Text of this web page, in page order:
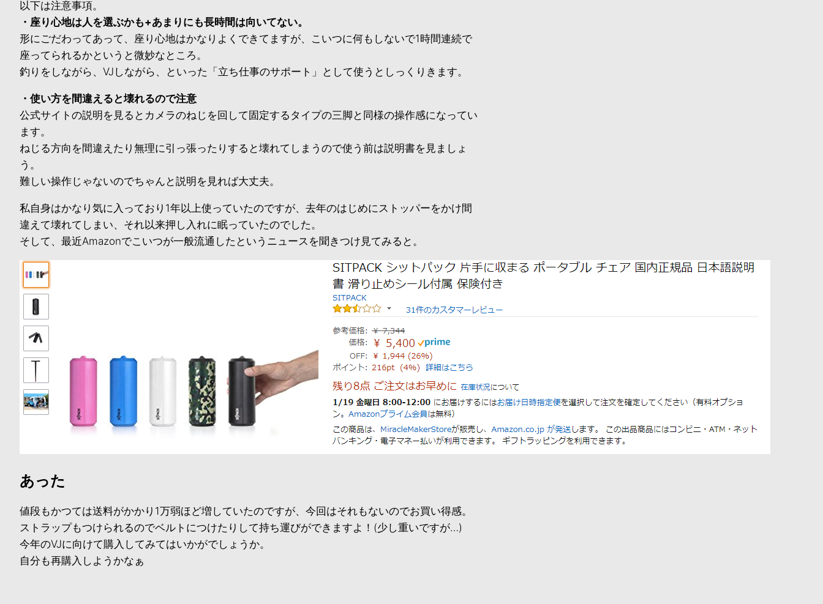
以下は注意事項。
・座り心地は人を選ぶかも+あまりにも長時間は向いてない。
形にごだわってあって、座り心地はかなりよくできてますが、こいつに何もしないで1時間連続で
座ってられるかというと微妙なところ。
釣りをしながら、VJしながら、といった「立ち仕事のサポート」として使うとしっくりきます。
・使い方を間違えると壊れるので注意
公式サイトの説明を見るとカメラのねじを回して固定するタイプの三脚と同様の操作感になってい
ます。
ねじる方向を間違えたり無理に引っ張ったりすると壊れてしまうので使う前は説明書を見ましょ
う。
難しい操作じゃないのでちゃんと説明を見れば大丈夫。
私自身はかなり気に入っており1年以上使っていたのですが、去年のはじめにストッパーをかけ間
違えて壊れてしまい、それ以来押し入れに眠っていたのでした。
そして、最近Amazonでこいつが一般流通したというニュースを聞きつけ見てみると。
あった
値段もかつては送料がかかり1万弱ほど増していたのですが、今回はそれもないのでお買い得感。
ストラップもつけられるのでベルトにつけたりして持ち運びができますよ！(少し重いですが…)
今年のVJに向けて購入してみてはいかがでしょうか。
自分も再購入しようかなぁ